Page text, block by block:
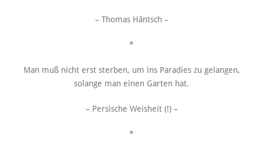
– Thomas Häntsch –
*
Man muß nicht erst sterben, um ins Paradies zu gelangen,
solange man einen Garten hat.
– Persische Weisheit (!) –
*